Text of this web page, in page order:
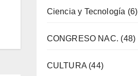
Ciencia y Tecnología (6)
CONGRESO NAC. (48)
CULTURA(44)